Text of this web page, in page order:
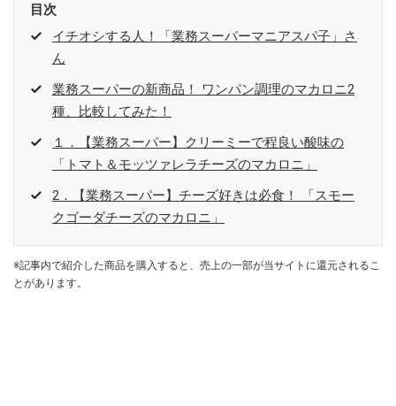
目次
イチオシする人！「業務スーパーマニアスパ子」さ
ん
業務スーパーの新商品！ ワンパン調理のマカロニ2
種、比較してみた！
１．【業務スーパー】クリーミーで程良い酸味の
「トマト＆モッツァレラチーズのマカロニ」
2．【業務スーパー】チーズ好きは必食！ 「スモー
クゴーダチーズのマカロニ」
※記事内で紹介した商品を購入すると、売上の一部が当サイトに還元されるこ
とがあります。